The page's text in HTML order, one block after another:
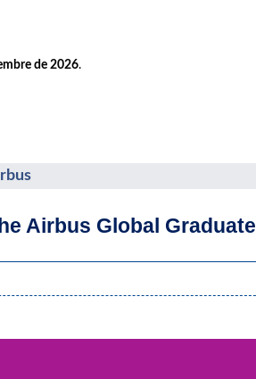
de 2026.
Airbus Global Graduate